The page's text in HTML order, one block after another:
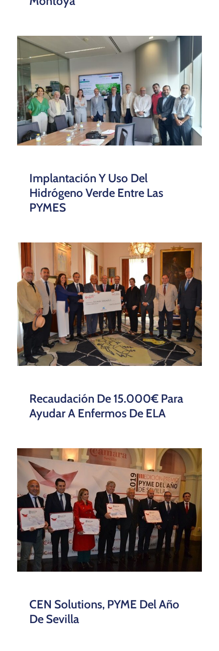
Implantación Y Uso Del
Hidrógeno Verde Entre Las
PYMES
Recaudación De 15.000€ Para
Ayudar A Enfermos De ELA
CEN Solutions, PYME Del Año
De Sevilla